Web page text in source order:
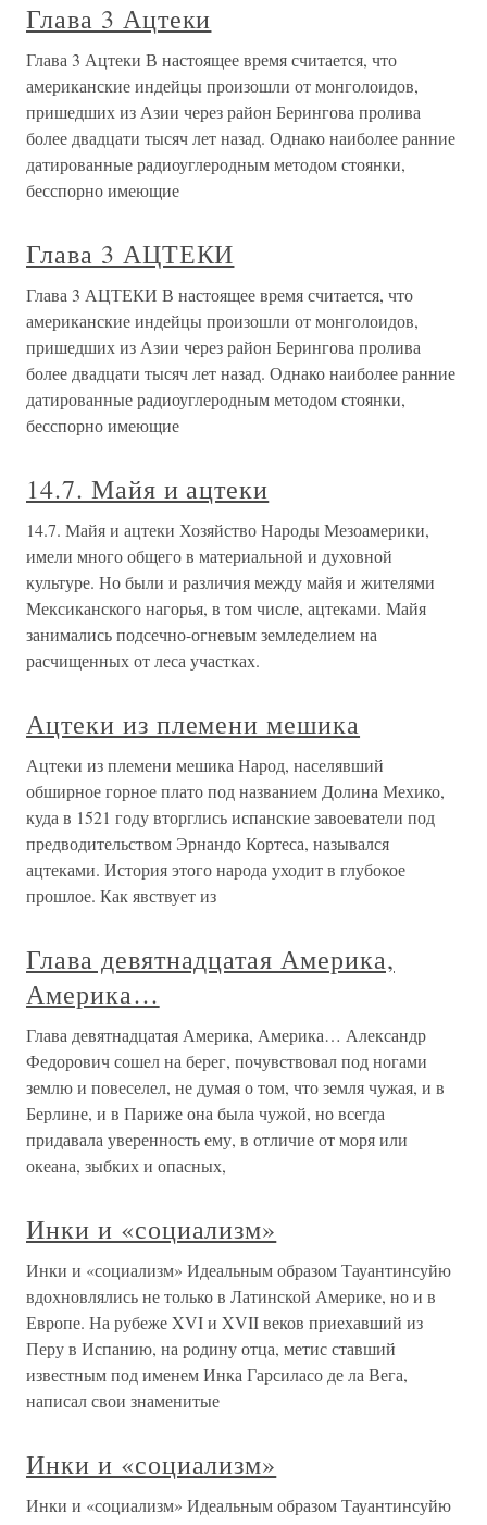
Глава 3 Ацтеки
Глава 3 Ацтеки В настоящее время считается, что
американские индейцы произошли от монголоидов,
пришедших из Азии через район Берингова пролива
более двадцати тысяч лет назад. Однако наиболее ранние
датированные радиоуглеродным методом стоянки,
бесспорно имеющие
Глава 3 АЦТЕКИ
Глава 3 АЦТЕКИ В настоящее время считается, что
американские индейцы произошли от монголоидов,
пришедших из Азии через район Берингова пролива
более двадцати тысяч лет назад. Однако наиболее ранние
датированные радиоуглеродным методом стоянки,
бесспорно имеющие
14.7. Майя и ацтеки
14.7. Майя и ацтеки Хозяйство Народы Мезоамерики,
имели много общего в материальной и духовной
культуре. Но были и различия между майя и жителями
Мексиканского нагорья, в том числе, ацтеками. Майя
занимались подсечно-огневым земледелием на
расчищенных от леса участках.
Ацтеки из племени мешика
Ацтеки из племени мешика Народ, населявший
обширное горное плато под названием Долина Мехико,
куда в 1521 году вторглись испанские завоеватели под
предводительством Эрнандо Кортеса, назывался
ацтеками. История этого народа уходит в глубокое
прошлое. Как явствует из
Глава девятнадцатая Америка,
Америка…
Глава девятнадцатая Америка, Америка… Александр
Федорович сошел на берег, почувствовал под ногами
землю и повеселел, не думая о том, что земля чужая, и в
Берлине, и в Париже она была чужой, но всегда
придавала уверенность ему, в отличие от моря или
океана, зыбких и опасных,
Инки и «социализм»
Инки и «социализм» Идеальным образом Тауантинсуйю
вдохновлялись не только в Латинской Америке, но и в
Европе. На рубеже XVI и XVII веков приехавший из
Перу в Испанию, на родину отца, метис ставший
известным под именем Инка Гарсиласо де ла Вега,
написал свои знаменитые
Инки и «социализм»
Инки и «социализм» Идеальным образом Тауантинсуйю